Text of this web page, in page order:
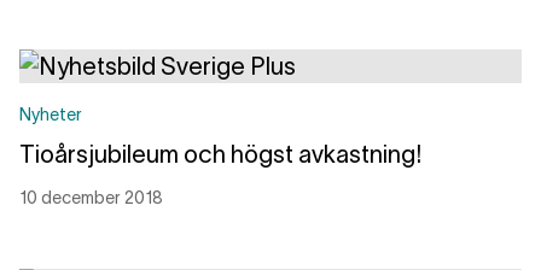
Nyheter
Tioårsjubileum och högst avkastning!
10 december 2018